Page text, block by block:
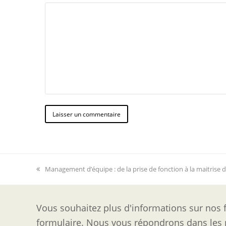
previous
Management d’équipe : de la prise de fonction à la maitrise
Vous souhaitez plus d'informations sur nos
formulaire. Nous vous répondrons dans les